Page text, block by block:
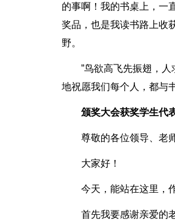
的事啊！我的书桌上，一
奖品，也是我读书路上收
野。
”鸟欲高飞先振翅，
地祝愿我们每个人，都与
颁奖大会获奖学生代
尊敬的各位领导、老
大家好！
今天，能站在这里，
首先我要感谢亲爱的